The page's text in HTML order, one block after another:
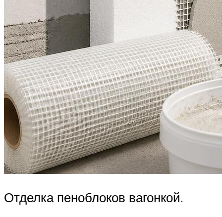
Отделка пеноблоков вагонкой.